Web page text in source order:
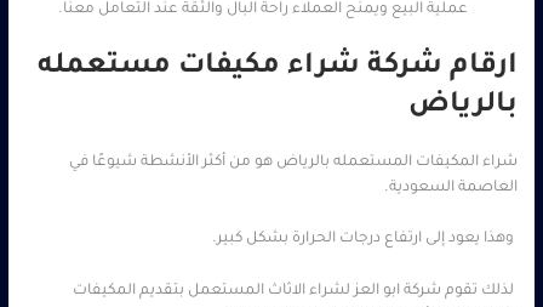
عملية البيع ويمنح العملاء راحة البال والثقة عند التعامل معنا.
ارقام شركة شراء مكيفات مستعمله
بالرياض
شراء المكيفات المستعمله بالرياض هو من أكثر الأنشطة شيوعًا في
العاصمة السعودية.
وهذا يعود إلى ارتفاع درجات الحرارة بشكل كبير.
لذلك تقوم شركة ابو العز لشراء الاثاث المستعمل بتقديم المكيفات